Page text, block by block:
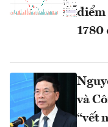
điểm
1780
và
“vết